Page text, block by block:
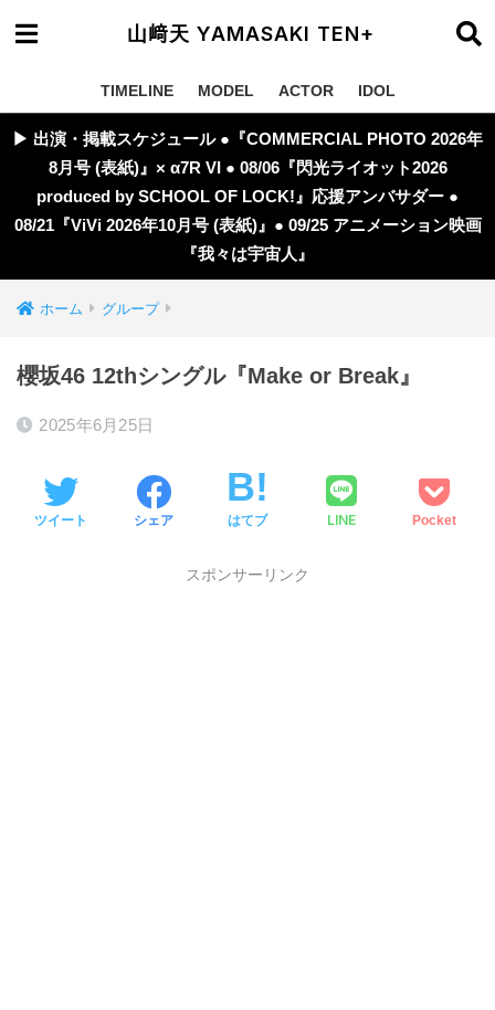
山﨑天 YAMASAKI TEN+
TIMELINE MODEL ACTOR IDOL
▶︎ 出演・掲載スケジュール ●『COMMERCIAL PHOTO 2026年
8月号 (表紙)』× α7R VI ● 08/06『閃光ライオット2026
produced by SCHOOL OF LOCK!』応援アンバサダー ●
08/21『ViVi 2026年10月号 (表紙)』● 09/25 アニメーション映画
『我々は宇宙人』
ホーム グループ
櫻坂46 12thシングル『Make or Break』
2025年6月25日
ツイート シェア はてブ LINE Pocket
スポンサーリンク